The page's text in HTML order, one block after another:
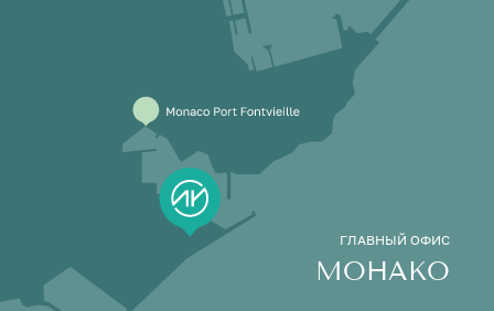
ГЛАВНЫЙ ОФИС
МОНАКО